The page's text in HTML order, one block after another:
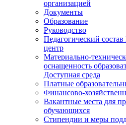
организацией
Документы
Образование
Руководство
Педагогический
центр
Материально-
оснащенность
Доступная среда
Платные
Финансово-
Вакантные места для
обучающихся
Стипендии и меры